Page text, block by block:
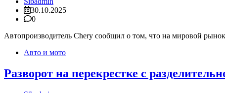
30.10.2025
0
Автопроизводитель Chery сообщил о том, что на мировой
Авто и мото
Разворот на перекрестке с